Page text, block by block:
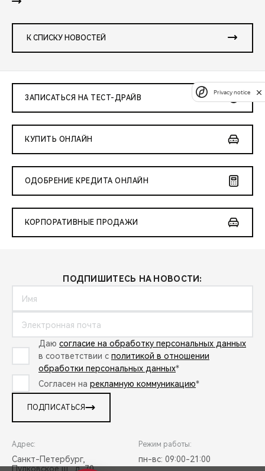
К СПИСКУ НОВОСТЕЙ
ЗАПИСАТЬСЯ НА ТЕСТ-ДРАЙВ
КУПИТЬ ОНЛАЙН
ОДОБРЕНИЕ КРЕДИТА ОНЛАЙН
КОРПОРАТИВНЫЕ ПРОДАЖИ
ПОДПИШИТЕСЬ НА НОВОСТИ:
Даю согласие на обработку персональных данных
в соответствии с политикой в отношении
обработки персональных данных*
Согласен на рекламную коммуникацию*
ПОДПИСАТЬСЯ
Адрес:
Санкт-Петербург,
Пулковское ш., д. 70,
Режим работы:
пн-вс: 09:00-21:00
Privacy notice